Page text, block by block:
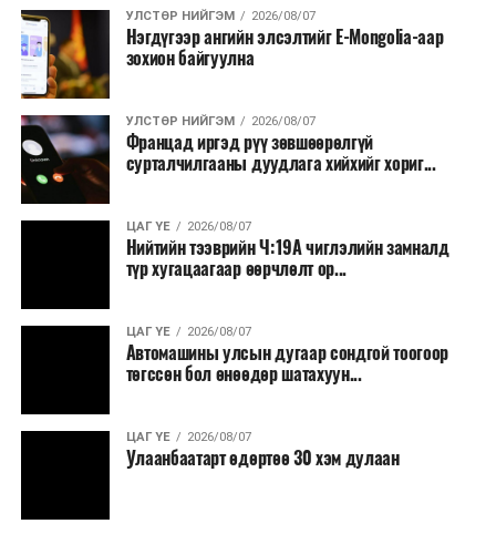
УЛСТӨР НИЙГЭМ 2026/08/07
Нэгдүгээр ангийн элсэлтийг E-Mongolia-аар
зохион байгуулна
УЛСТӨР НИЙГЭМ 2026/08/07
Францад иргэд рүү зөвшөөрөлгүй
сурталчилгааны дуудлага хийхийг хориг...
ЦАГ ҮЕ 2026/08/07
Нийтийн тээврийн Ч:19А чиглэлийн замналд
түр хугацаагаар өөрчлөлт ор...
ЦАГ ҮЕ 2026/08/07
Автомашины улсын дугаар сондгой тоогоор
төгссөн бол өнөөдөр шатахуун...
ЦАГ ҮЕ 2026/08/07
Улаанбаатарт өдөртөө 30 хэм дулаан